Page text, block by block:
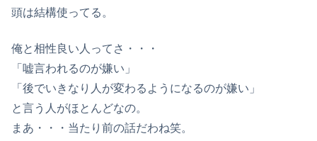
頭は結構使ってる。
俺と相性良い人ってさ・・・
「嘘言われるのが嫌い」
「後でいきなり人が変わるようになるのが嫌い」
と言う人がほとんどなの。
まあ・・・当たり前の話だわね笑。